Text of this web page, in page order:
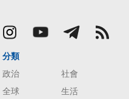
分類
政治
社會
全球
生活